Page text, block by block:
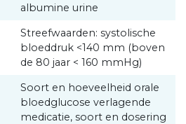
albumine urine
Streefwaarden: systolische
bloeddruk <140 mm (boven
de 80 jaar < 160 mmHg)
Soort en hoeveelheid orale
bloedglucose verlagende
medicatie, soort en dosering